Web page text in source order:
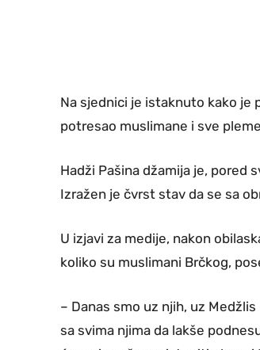
Na sjednici je istaknuto kako je
potresao muslimane i sve
Hadži Pašina džamija je,
Izražen je čvrst stav da se sa
U izjavi za medije, nakon
koliko su muslimani Brčkog,
– Danas smo uz njih, uz
sa svima njima da lakše